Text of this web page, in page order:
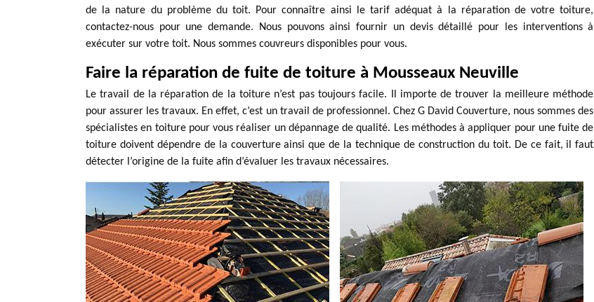
de la nature du problème du toit. Pour connaître ainsi le tarif adéquat à la réparation de votre toiture,
contactez-nous pour une demande. Nous pouvons ainsi fournir un devis détaillé pour les interventions à
exécuter sur votre toit. Nous sommes couvreurs disponibles pour vous.
Faire la réparation de fuite de toiture à Mousseaux Neuville
Le travail de la réparation de la toiture n’est pas toujours facile. Il importe de trouver la meilleure méthode
pour assurer les travaux. En effet, c’est un travail de professionnel. Chez G David Couverture, nous sommes des
spécialistes en toiture pour vous réaliser un dépannage de qualité. Les méthodes à appliquer pour une fuite de
toiture doivent dépendre de la couverture ainsi que de la technique de construction du toit. De ce fait, il faut
détecter l’origine de la fuite afin d’évaluer les travaux nécessaires.